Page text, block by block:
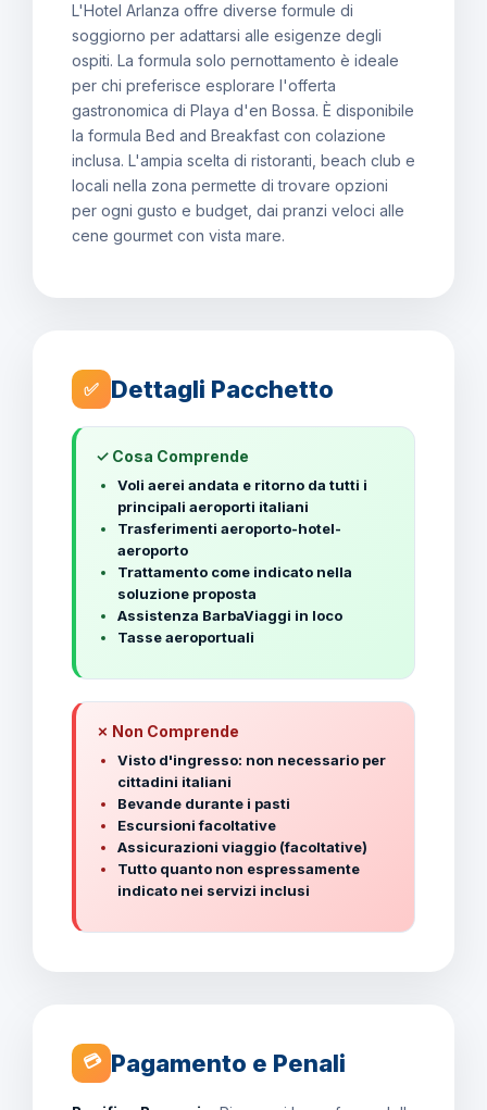
L'Hotel Arlanza offre diverse formule di
soggiorno per adattarsi alle esigenze degli
ospiti. La formula solo pernottamento è ideale
per chi preferisce esplorare l'offerta
gastronomica di Playa d'en Bossa. È disponibile
la formula Bed and Breakfast con colazione
inclusa. L'ampia scelta di ristoranti, beach club e
locali nella zona permette di trovare opzioni
per ogni gusto e budget, dai pranzi veloci alle
cene gourmet con vista mare.
✅ Dettagli Pacchetto
✓ Cosa Comprende
Voli aerei andata e ritorno da tutti i
principali aeroporti italiani
Trasferimenti aeroporto-hotel-
aeroporto
Trattamento come indicato nella
soluzione proposta
Assistenza BarbaViaggi in loco
Tasse aeroportuali
✗ Non Comprende
Visto d'ingresso: non necessario per
cittadini italiani
Bevande durante i pasti
Escursioni facoltative
Assicurazioni viaggio (facoltative)
Tutto quanto non espressamente
indicato nei servizi inclusi
💳 Pagamento e Penali